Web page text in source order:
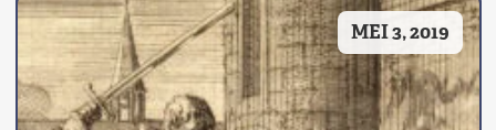
Word Lid
MEI 3, 2019